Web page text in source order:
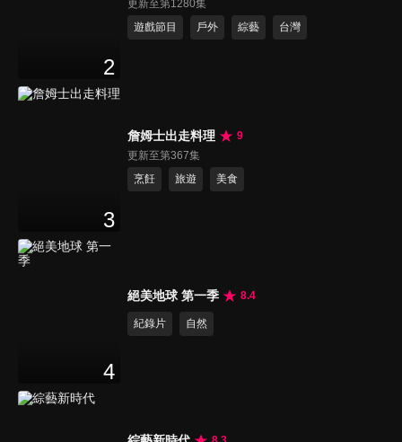
2
更新至第1280集
遊戲節目
戶外 綜藝 台灣
3
詹姆士出走料理
9
更新至第367集
烹飪
旅遊 美食
4
絕美地球 第一季 8.4
紀錄片 自然